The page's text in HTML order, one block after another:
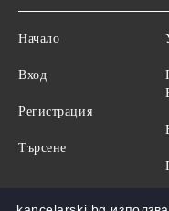
Начало
Вход
Регистрация
Търсене